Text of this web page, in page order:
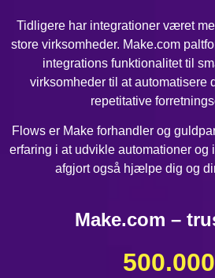
Tidligere har integrationer været
store virksomheder. Make.com
integrations funktionalitet til
virksomheder til at automatisere
repetitative
Flows er Make forhandler og
erfaring i at udvikle automationer og
afgjort også hjælpe dig og
Make.com –
500.000